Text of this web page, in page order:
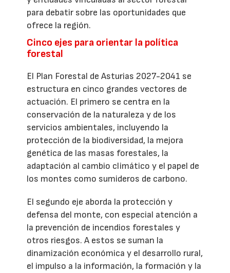
para debatir sobre las oportunidades que
ofrece la región.
Cinco ejes para orientar la política
forestal
El Plan Forestal de Asturias 2027-2041 se
estructura en cinco grandes vectores de
actuación. El primero se centra en la
conservación de la naturaleza y de los
servicios ambientales, incluyendo la
protección de la biodiversidad, la mejora
genética de las masas forestales, la
adaptación al cambio climático y el papel de
los montes como sumideros de carbono.
El segundo eje aborda la protección y
defensa del monte, con especial atención a
la prevención de incendios forestales y
otros riesgos. A estos se suman la
dinamización económica y el desarrollo rural,
el impulso a la información, la formación y la